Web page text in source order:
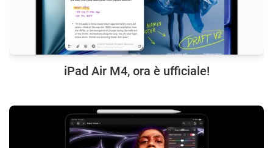
iPad Air M4, ora è ufficiale!